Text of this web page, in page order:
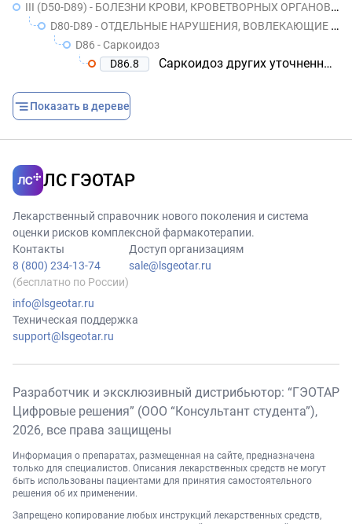
III (D50-D89) - БОЛЕЗНИ КРОВИ, КРОВЕТВОРНЫХ ОРГАНОВ И ОТДЕЛЬНЫЕ НАРУШЕНИЯ, ВОВЛЕКАЮЩИЕ ИММУННЫЙ МЕХАНИЗМ
D80-D89 - ОТДЕЛЬНЫЕ НАРУШЕНИЯ, ВОВЛЕКАЮЩИЕ ИММУННЫЙ МЕХАНИЗМ
D86 - Саркоидоз
D86.8
Саркоидоз других уточненных и комбинированных локализаций
Показать в дереве
ЛС ГЭОТАР
Лекарственный справочник нового поколения и система
оценки рисков комплексной фармакотерапии.
Контакты
8 (800) 234-13-74
(бесплатно по России)
info@lsgeotar.ru
Доступ организациям
sale@lsgeotar.ru
Техническая поддержка
support@lsgeotar.ru
Разработчик и эксклюзивный дистрибьютор: “ГЭОТАР
Цифровые решения” (ООО “Консультант студента”),
2026, все права защищены
Информация о препаратах, размещенная на сайте, предназначена
только для специалистов. Описания лекарственных средств не могут
быть использованы пациентами для принятия самостоятельного
решения об их применении.
Запрещено копирование любых инструкций лекарственных средств,